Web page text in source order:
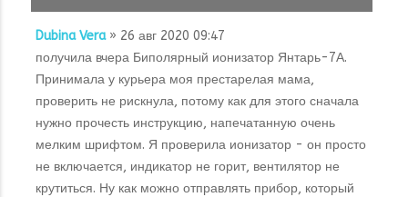
Dubina Vera» 26 авг 2020 09:47
получила вчера Биполярный ионизатор Янтарь-7А.
Принимала у курьера моя престарелая мама,
проверить не рискнула, потому как для этого сначала
нужно прочесть инструкцию, напечатанную очень
мелким шрифтом. Я проверила ионизатор - он просто
не включается, индикатор не горит, вентилятор не
крутиться. Ну как можно отправлять прибор, который